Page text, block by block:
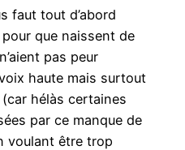
faut tout d’abord
que naissent de
pas peur
haute mais surtout
hélàs certaines
par ce manque de
voulant être trop